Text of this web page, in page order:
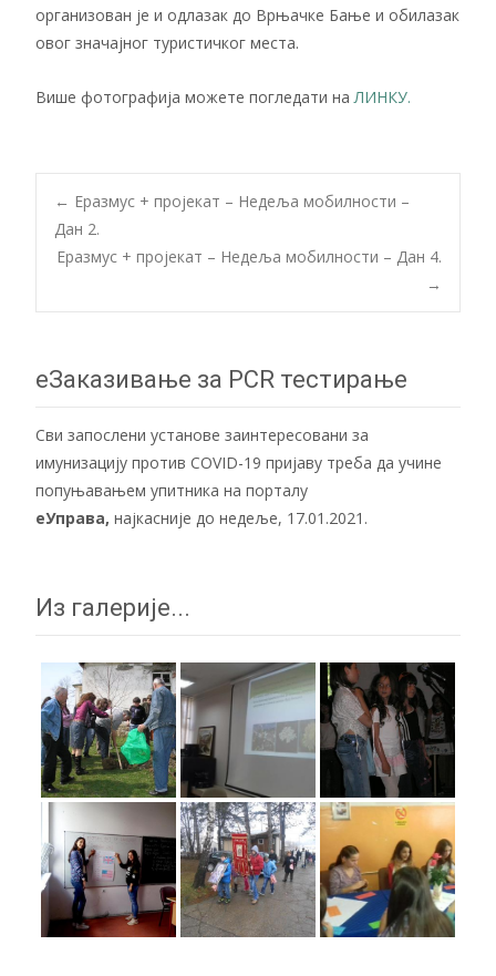
организован је и одлазак до Врњачке Бање и обилазак
овог значајног туристичког места.
Више фотографија можете погледати на ЛИНКУ.
Post
navigation
← Еразмус + пројекат – Недеља мобилности –
Дан 2.
Еразмус + пројекат – Недеља мобилности – Дан 4.
→
еЗаказивање за PCR тестирање
Сви запослени установе заинтересовани за
имунизацију против COVID-19 пријаву треба да учине
попуњавањем упитника на порталу
еУправа, најкасније до недеље, 17.01.2021.
Из галерије...